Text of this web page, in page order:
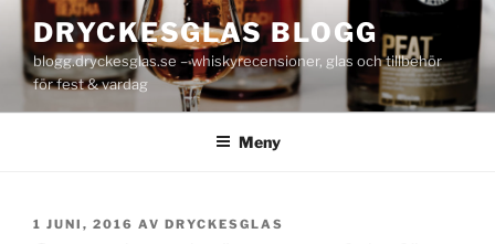
innehåll
DRYCKESGLAS BLOGG
blogg.dryckesglas.se – whiskyrecensioner, glas och tillbehör
för fest & vardag
Meny
PUBLICERAT
1 JUNI, 2016 AV DRYCKESGLAS